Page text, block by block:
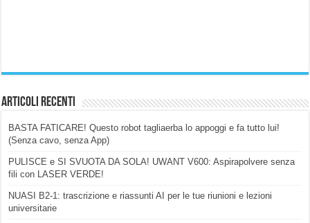
Articoli Recenti
BASTA FATICARE! Questo robot tagliaerba lo appoggi e fa tutto lui!
(Senza cavo, senza App)
PULISCE e SI SVUOTA DA SOLA! UWANT V600: Aspirapolvere senza
fili con LASER VERDE!
NUASI B2-1: trascrizione e riassunti AI per le tue riunioni e lezioni
universitarie